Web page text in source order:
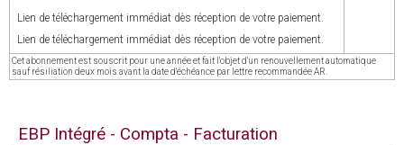
Lien de téléchargement immédiat dès réception de votre paiement.
Lien de téléchargement immédiat dès réception de votre paiement.
Cet abonnement est souscrit pour une année et fait l'objet d'un renouvellement automatique
sauf résiliation deux mois avant la date d'échéance par lettre recommandée AR.
EBP Intégré - Compta - Facturation